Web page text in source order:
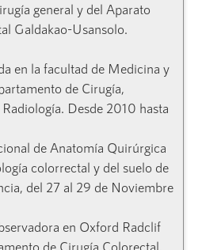
general y del Aparato
Galdakao-Usansolo.
en la facultad de Medicina y
de Cirugía,
Desde 2010 hasta
de Anatomía Quirúrgica
colorrectal y del suelo de
del 27 al 29 de Noviembre
en Oxford Radclif
de Cirugía Colorectal.